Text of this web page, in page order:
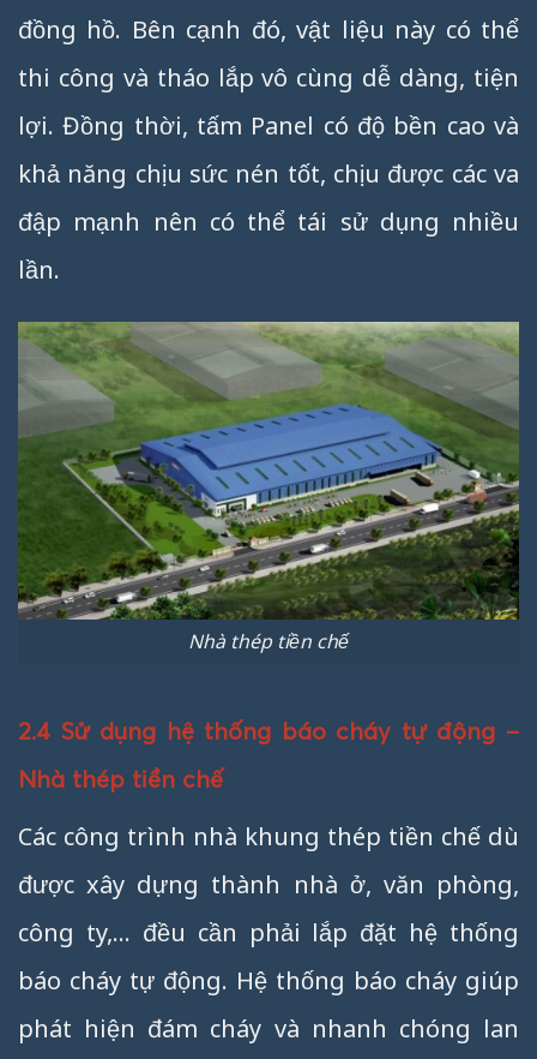
đồng hồ. Bên cạnh đó, vật liệu này có thể
thi công và tháo lắp vô cùng dễ dàng, tiện
lợi. Đồng thời, tấm Panel có độ bền cao và
khả năng chịu sức nén tốt, chịu được các va
đập mạnh nên có thể tái sử dụng nhiều
lần.
Nhà thép tiền chế
2.4 Sử dụng hệ thống báo cháy tự động –
Nhà thép tiền chế
Các công trình nhà khung thép tiền chế dù
được xây dựng thành nhà ở, văn phòng,
công ty,… đều cần phải lắp đặt hệ thống
báo cháy tự động. Hệ thống báo cháy giúp
phát hiện đám cháy và nhanh chóng lan